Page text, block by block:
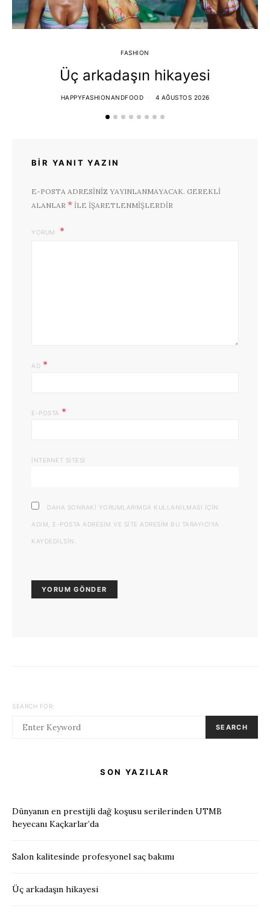
FASHION
Üç arkadaşın hikayesi
HAPPYFASHIONANDFOOD 4 AĞUSTOS 2026
BIR YANIT YAZIN
E-POSTA ADRESINIZ YAYINLANMAYACAK. GEREKLI
ALANLAR * ILE IŞARETLENMIŞLERDIR
YORUM
AD *
E-POSTA *
İNTERNET SITESI
DAHA SONRAKI YORUMLARIMDA KULLANILMASI IÇIN
ADIM, E-POSTA ADRESIM VE SITE ADRESIM BU TARAYICIYA
KAYDEDILSIN.
SEARCH FOR:
SEARCH
SON YAZILAR
Dünyanın en prestijli dağ koşusu serilerinden UTMB
heyecanı Kaçkarlar’da
Salon kalitesinde profesyonel saç bakımı
Üç arkadaşın hikayesi